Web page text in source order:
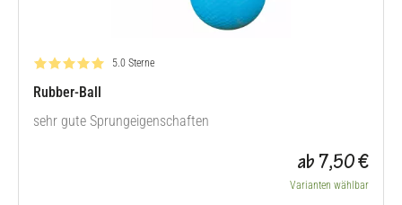
Bewertung: 5.0 von 5
5.0 Sterne
Rubber-Ball
sehr gute Sprungeigenschaften
ab 7,50 €
Varianten wählbar